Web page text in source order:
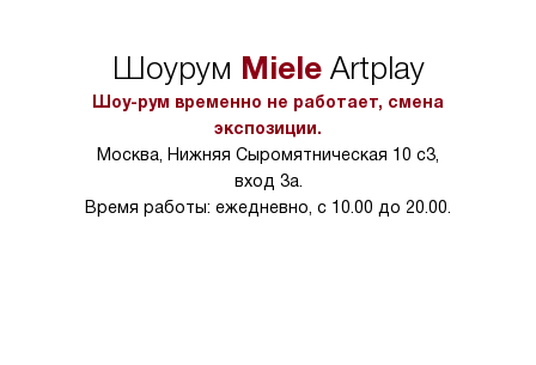
в условиях
тарифы на услуги
Шоурум MieleArtplay
Шоу-рум временно не работает, смена
экспозиции.
Москва, Нижняя Сыромятническая 10 с3,
вход 3а.
Время работы: ежедневно, с 10.00 до 20.00.